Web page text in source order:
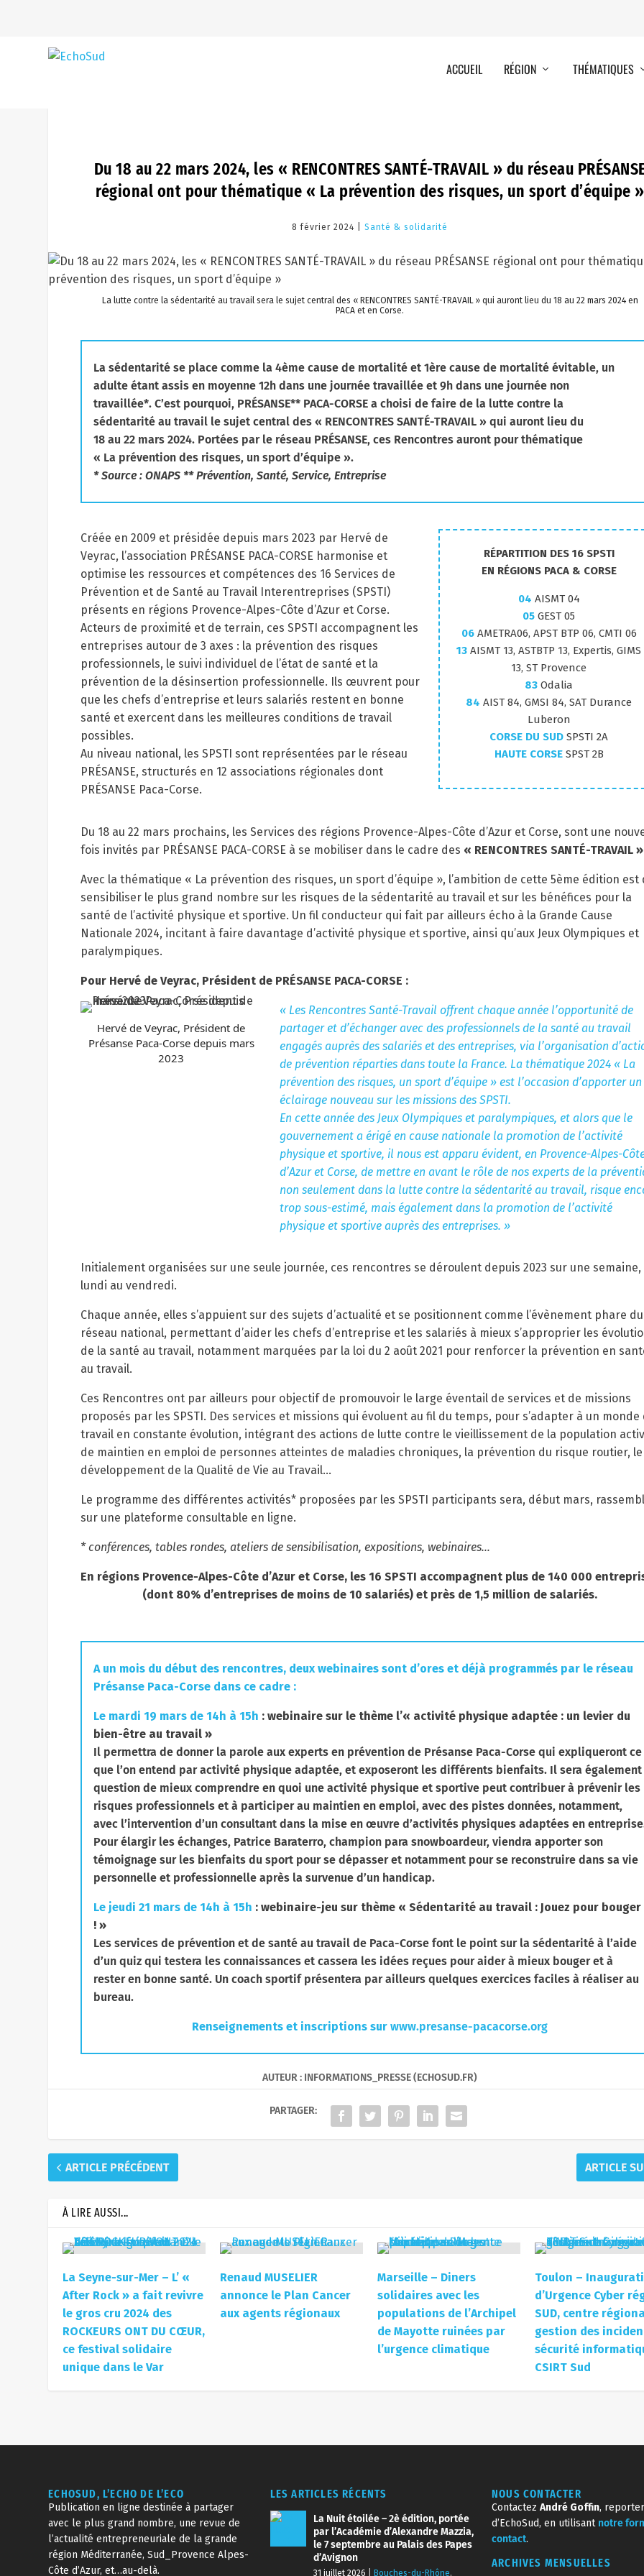
ACCUEIL RÉGION THÉMATIQUES
Du 18 au 22 mars 2024, les « RENCONTRES SANTÉ-TRAVAIL » du réseau
régional ont pour thématique « La prévention des risques, un sport d’équipe »
8 février 2024 |Santé & solidarité
La lutte contre la sédentarité au travail sera le sujet central des « RENCONTRES SANTÉ-TRAVAIL » qui auront lieu du 18 au 22 mars 2024 en
PACA et en Corse.
La sédentarité se place comme la 4ème cause de mortalité et 1ère cause de mortalité évitable, un
adulte étant assis en moyenne 12h dans une journée travaillée et 9h dans une journée non
travaillée*. C’est pourquoi, PRÉSANSE** PACA-CORSE a choisi de faire de la lutte contre la
sédentarité au travail le sujet central des « RENCONTRES SANTÉ-TRAVAIL » qui auront lieu du
18 au 22 mars 2024. Portées par le réseau PRÉSANSE, ces Rencontres auront pour thématique
« La prévention des risques, un sport d’équipe ».
* Source : ONAPS ** Prévention, Santé, Service, Entreprise
Créée en 2009 et présidée depuis mars 2023 par Hervé de
Veyrac, l’association PRÉSANSE PACA-CORSE harmonise et
optimise les ressources et compétences des 16 Services de
Prévention et de Santé au Travail Interentreprises (SPSTI)
présents en régions Provence-Alpes-Côte d’Azur et Corse.
Acteurs de proximité et de terrain, ces SPSTI accompagnent les
entreprises autour de 3 axes : la prévention des risques
professionnels, le suivi individuel de l’état de santé et la
prévention de la désinsertion professionnelle. Ils œuvrent pour
que les chefs d’entreprise et leurs salariés restent en bonne
santé et exercent dans les meilleures conditions de travail
possibles.
Au niveau national, les SPSTI sont représentées par le réseau
PRÉSANSE, structurés en 12 associations régionales dont
PRÉSANSE Paca-Corse.
RÉPARTITION DES 16 SPSTI
EN RÉGIONS PACA & CORSE
04 AISMT 04
05 GEST 05
06 AMETRA06, APST BTP 06, CMTI 06
13 AISMT 13, ASTBTP 13, Expertis, GIMS
13, ST Provence
83 Odalia
84 AIST 84, GMSI 84, SAT Durance
Luberon
CORSE DU SUD SPSTI 2A
HAUTE CORSESPST 2B
Du 18 au 22 mars prochains, les Services des régions Provence-Alpes-Côte d’Azur et Corse, sont une
fois invités par PRÉSANSE PACA-CORSE à se mobiliser dans le cadre des « RENCONTRES SANTÉ-TRAVAIL »
Avec la thématique « La prévention des risques, un sport d’équipe », l’ambition de cette 5ème édition est
sensibiliser le plus grand nombre sur les risques de la sédentarité au travail et sur les bénéfices pour la
santé de l’activité physique et sportive. Un fil conducteur qui fait par ailleurs écho à la Grande Cause
Nationale 2024, incitant à faire davantage d’activité physique et sportive, ainsi qu’aux Jeux Olympiques et
paralympiques.
Pour Hervé de Veyrac, Président de PRÉSANSE PACA-CORSE :
Hervé de Veyrac, Président de
Présanse Paca-Corse depuis mars
2023
« Les Rencontres Santé-Travail offrent chaque année l’opportunité de
partager et d’échanger avec des professionnels de la santé au travail
engagés auprès des salariés et des entreprises, via l’organisation
de prévention réparties dans toute la France. La thématique 2024 « La
prévention des risques, un sport d’équipe » est l’occasion d’apporter un
éclairage nouveau sur les missions des SPSTI.
En cette année des Jeux Olympiques et paralympiques, et alors que le
gouvernement a érigé en cause nationale la promotion de l’activité
physique et sportive, il nous est apparu évident, en Provence-Alpes-
d’Azur et Corse, de mettre en avant le rôle de nos experts de la
non seulement dans la lutte contre la sédentarité au travail, risque
trop sous-estimé, mais également dans la promotion de l’activité
physique et sportive auprès des entreprises. »
Initialement organisées sur une seule journée, ces rencontres se déroulent depuis 2023 sur une semaine,
lundi au vendredi.
Chaque année, elles s’appuient sur des sujets d’actualité et se positionnent comme l’évènement phare du
réseau national, permettant d’aider les chefs d’entreprise et les salariés à mieux s’approprier les
de la santé au travail, notamment marquées par la loi du 2 août 2021 pour renforcer la prévention en
au travail.
Ces Rencontres ont par ailleurs pour objectif de promouvoir le large éventail de services et de missions
proposés par les SPSTI. Des services et missions qui évoluent au fil du temps, pour s’adapter à un monde
travail en constante évolution, intégrant des actions de lutte contre le vieillissement de la population
de maintien en emploi de personnes atteintes de maladies chroniques, la prévention du risque routier, le
développement de la Qualité de Vie au Travail…
Le programme des différentes activités* proposées par les SPSTI participants sera, début mars,
sur une plateforme consultable en ligne.
* conférences, tables rondes, ateliers de sensibilisation, expositions, webinaires…
En régions Provence-Alpes-Côte d’Azur et Corse, les 16 SPSTI accompagnent plus de 140 000
(dont 80% d’entreprises de moins de 10 salariés) et près de 1,5 million de salariés.
A un mois du début des rencontres, deux webinaires sont d’ores et déjà programmés par le réseau
Présanse Paca-Corse dans ce cadre :
Le mardi 19 mars de 14h à 15h : webinaire sur le thème l’« activité physique adaptée : un levier du
bien-être au travail »
Il permettra de donner la parole aux experts en prévention de Présanse Paca-Corse qui expliqueront ce
que l’on entend par activité physique adaptée, et exposeront les différents bienfaits. Il sera également
question de mieux comprendre en quoi une activité physique et sportive peut contribuer à prévenir les
risques professionnels et à participer au maintien en emploi, avec des pistes données, notamment,
avec l’intervention d’un consultant dans la mise en œuvre d’activités physiques adaptées en
Pour élargir les échanges, Patrice Baraterro, champion para snowboardeur, viendra apporter son
témoignage sur les bienfaits du sport pour se dépasser et notamment pour se reconstruire dans sa vie
personnelle et professionnelle après la survenue d’un handicap.
Le jeudi 21 mars de 14h à 15h : webinaire-jeu sur thème « Sédentarité au travail : Jouez pour bouger
! »
Les services de prévention et de santé au travail de Paca-Corse font le point sur la sédentarité à l’aide
d’un quiz qui testera les connaissances et cassera les idées reçues pour aider à mieux bouger et à
rester en bonne santé. Un coach sportif présentera par ailleurs quelques exercices faciles à réaliser au
bureau.
Renseignements et inscriptions surwww.presanse-pacacorse.org
AUTEUR : INFORMATIONS_PRESSE (ECHOSUD.FR)
PARTAGER:
ARTICLE PRÉCÉDENT ARTICLE
À LIRE AUSSI...
La Seyne-sur-Mer – L’ «
After Rock » a fait revivre
le gros cru 2024 des
ROCKEURS ONT DU CŒUR,
ce festival solidaire
unique dans le Var
Renaud MUSELIER
annonce le Plan Cancer
aux agents régionaux
Marseille – Diners
solidaires avec les
populations de l’Archipel
de Mayotte ruinées par
l’urgence climatique
Toulon –
d’Urgence Cyber
SUD, centre
gestion des
sécurité
CSIRT Sud
ECHOSUD, L’ECHO DE L’ECO
Publication en ligne destinée à partager
avec le plus grand nombre, une revue de
l’actualité entrepreneuriale de la grande
région Méditerranée, Sud_Provence Alpes-
Côte d’Azur, et…au-delà.
LES ARTICLES RÉCENTS
La Nuit étoilée – 2è édition, portée
par l’Académie d’Alexandre Mazzia,
le 7 septembre au Palais des Papes
d’Avignon
31 juillet 2026 Bouches-du-Rhône,
NOUS CONTACTER
Contactez André Goffin,
d’EchoSud, en utilisant notre
contact.
ARCHIVES MENSUELLES